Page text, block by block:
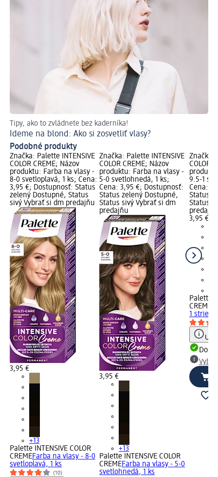
Tipy, ako to zvládnete bez kaderníka!
Ideme na blond: Ako si zosvetliť vlasy?
Podobné produkty
Značka: Palette INTENSIVE
COLOR CREME; Názov
produktu: Farba na vlasy -
8-0 svetloplavá, 1 ks; Cena:
3,95 €; Dostupnosť: Status
zelený Dostupné, Status
sivý Vybrať si dm predajňu
3,95 €
+13
Palette INTENSIVE COLOR
CREMEFarba na vlasy - 8-0
svetloplavá, 1 ks
(10)
Značka: Palette INTENSIVE
COLOR CREME; Názov
produktu: Farba na vlasy -
5-0 svetlohnedá, 1 ks;
Cena: 3,95 €; Dostupnosť:
Status zelený Dostupné,
Status sivý Vybrať si dm
predajňu
3,95 €
+13
Palette INTENSIVE COLOR
CREMEFarba na vlasy - 5-0
svetlohnedá, 1 ks
Značka:
COLOR
9.5-1
Cena:
Status
Status
predajňu
3,95 €
Palette
CREME
1